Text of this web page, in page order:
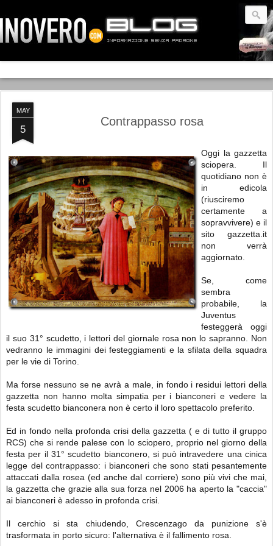
MAY
5 Contrappasso rosa
Oggi la gazzetta
sciopera. Il
quotidiano non è
in edicola
(riusciremo
certamente a
sopravvivere) e il
sito gazzetta.it
non verrà
aggiornato.
Se, come
sembra
probabile, la
Juventus
festeggerà oggi
il suo 31° scudetto, i lettori del giornale rosa non lo sapranno. Non
vedranno le immagini dei festeggiamenti e la sfilata della squadra
per le vie di Torino.
Ma forse nessuno se ne avrà a male, in fondo i residui lettori della
gazzetta non hanno molta simpatia per i bianconeri e vedere la
festa scudetto bianconera non è certo il loro spettacolo preferito.
Ed in fondo nella profonda crisi della gazzetta ( e di tutto il gruppo
RCS) che si rende palese con lo sciopero, proprio nel giorno della
festa per il 31° scudetto bianconero, si può intravedere una cinica
legge del contrappasso: i bianconeri che sono stati pesantemente
attaccati dalla rosea (ed anche dal corriere) sono più vivi che mai,
la gazzetta che grazie alla sua forza nel 2006 ha aperto la "caccia"
ai bianconeri è adesso in profonda crisi.
Il cerchio si sta chiudendo, Crescenzago da punizione s'è
trasformata in porto sicuro: l'alternativa è il fallimento rosa.